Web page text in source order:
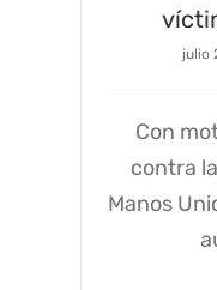
julio
Con
contra
Manos